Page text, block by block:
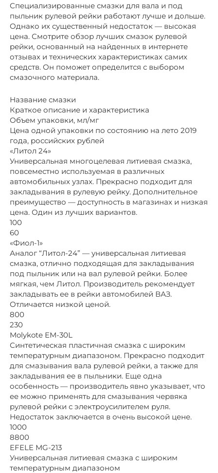
Специализированные смазки для вала и под
пыльник рулевой рейки работают лучше и дольше.
Однако их существенный недостаток — высокая
цена. Смотрите обзор лучших смазок рулевой
рейки, основанный на найденных в интернете
отзывах и технических характеристиках самих
средств. Он поможет определится с выбором
смазочного материала.
Название смазки
Краткое описание и характеристика
Объем упаковки, мл/мг
Цена одной упаковки по состоянию на лето 2019
года, российских рублей
«Литол 24»
Универсальная многоцелевая литиевая смазка,
повсеместно используемая в различных
автомобильных узлах. Прекрасно подходит для
закладывания в рулевую рейку. Дополнительное
преимущество — доступность в магазинах и низкая
цена. Один из лучших вариантов.
100
60
«Фиол-1»
Аналог “Литол-24” — универсальная литиевая
смазка, отлично подходящая для закладывания
под пыльник или на вал рулевой рейки. Более
мягкая, чем Литол. Производитель рекомендует
закладывать ее в рейки автомобилей ВАЗ.
Отличается низкой ценой.
800
230
Molykote EM-30L
Синтетическая пластичная смазка с широким
температурным диапазоном. Прекрасно подходит
для смазывания вала рулевой рейки, а также для
закладывания ее в пыльники. Еще одна
особенность — производитель явно указывает, что
ее можно применять для смазывания червяка
рулевой рейки с электроусилителем руля.
Недостаток заключается в очень высокой цене.
1000
8800
EFELE MG-213
Универсальная литиевая смазка с широким
температурным диапазоном